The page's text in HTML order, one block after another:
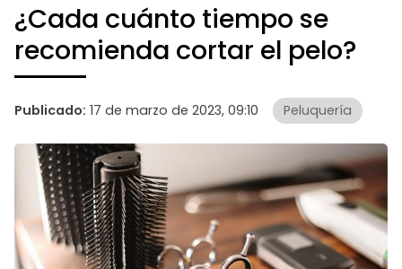
¿Cada cuánto tiempo se
recomienda cortar el pelo?
Publicado: 17 de marzo de 2023, 09:10 Peluquería